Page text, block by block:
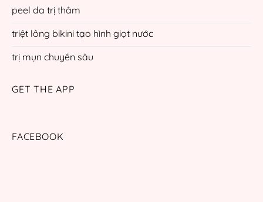
peel da trị thâm
triệt lông bikini tạo hình giọt nước
trị mụn chuyên sâu
GET THE APP
FACEBOOK